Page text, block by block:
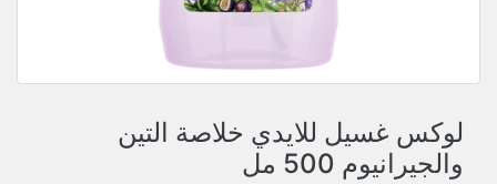
لوكس غسيل للايدي خلاصة التين
والجيرانيوم 500 مل